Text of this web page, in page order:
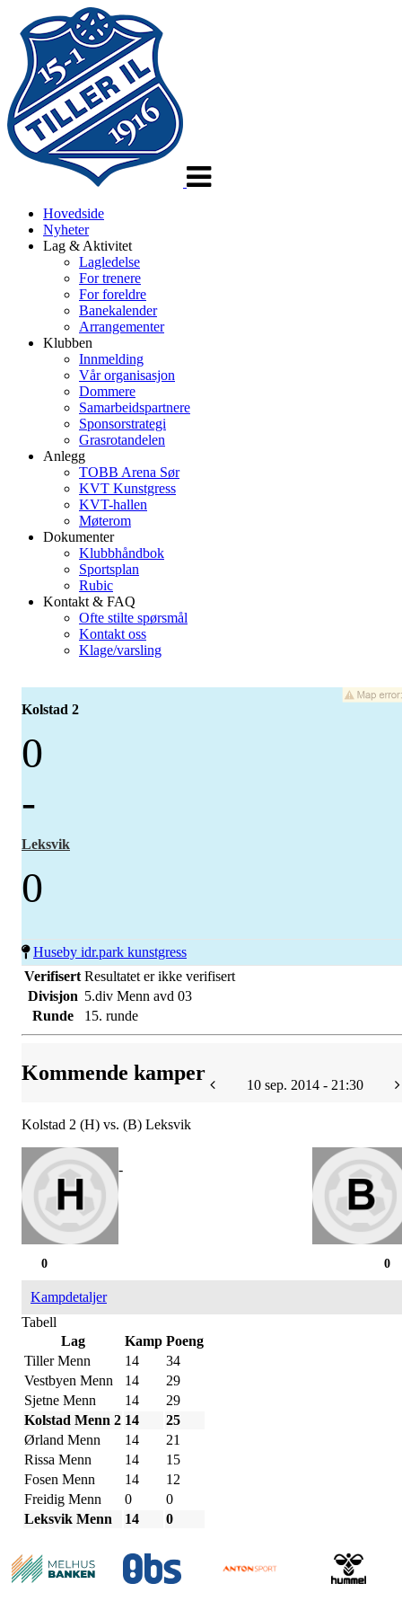
Hovedside
Nyheter
Lag & Aktivitet
Lagledelse
For trenere
For foreldre
Banekalender
Arrangementer
Klubben
Innmelding
Vår organisasjon
Dommere
Samarbeidspartnere
Sponsorstrategi
Grasrotandelen
Anlegg
TOBB Arena Sør
KVT Kunstgress
KVT-hallen
Møterom
Dokumenter
Klubbhåndbok
Sportsplan
Rubic
Kontakt & FAQ
Ofte stilte spørsmål
Kontakt oss
Klage/varsling
Kolstad 2
0
-
Leksvik
0
Huseby idr.park kunstgress
Verifisert Resultatet er ikke verifisert
Divisjon 5.div Menn avd 03
Runde
15. runde
Kommende kamper
10 sep. 2014 - 21:30
Kolstad 2 (H) vs. (B) Leksvik
-
0
0
Kampdetaljer
Tabell
Lag
Kamp Poeng
Tiller Menn
14
34
Vestbyen Menn
14
29
Sjetne Menn
14
29
Kolstad Menn 2 14
25
Ørland Menn
14
21
Rissa Menn
14
15
Fosen Menn
14
12
Freidig Menn
0
0
Leksvik Menn
14 0